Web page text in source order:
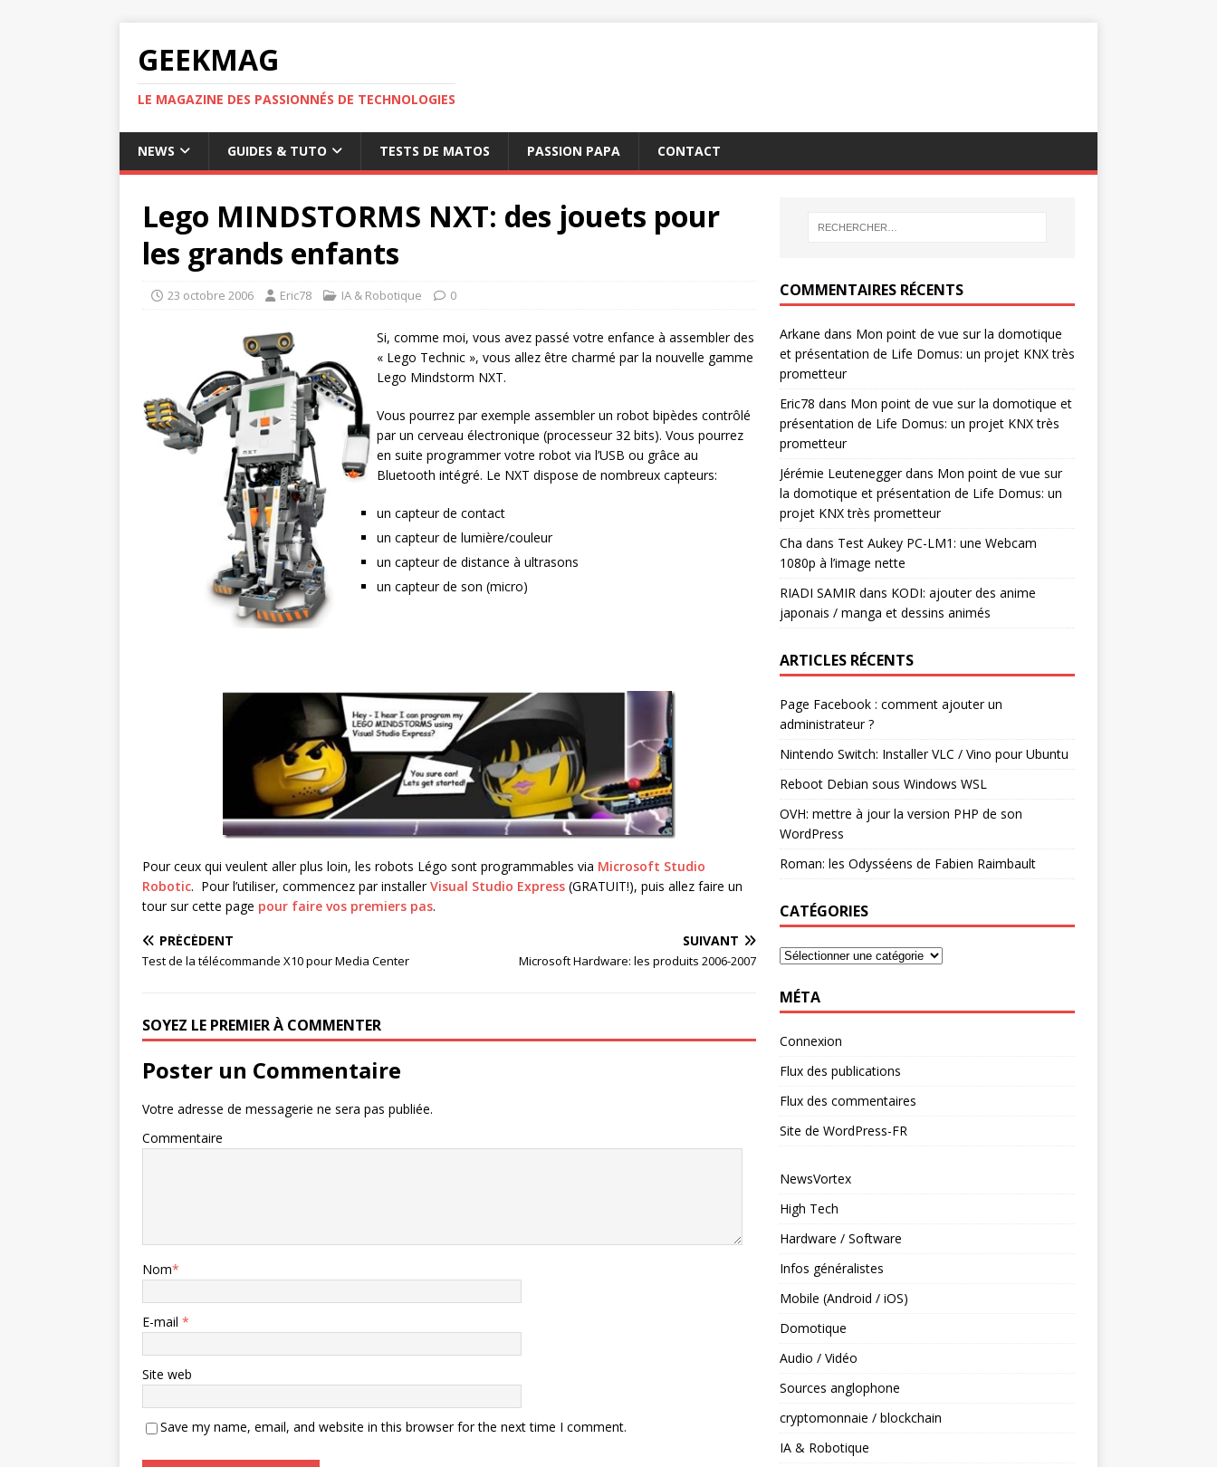
GEEKMAG
LE MAGAZINE DES PASSIONNÉS DE TECHNOLOGIES
NEWS GUIDES & TUTO TESTS DE MATOS PASSION PAPA CONTACT
Lego MINDSTORMS NXT: des jouets pour
les grands enfants
23 octobre 2006 Eric78 IA & Robotique 0
Si, comme moi, vous avez passé votre enfance à assembler des
« Lego Technic », vous allez être charmé par la nouvelle gamme
Lego Mindstorm NXT.
Vous pourrez par exemple assembler un robot bipèdes contrôlé
par un cerveau électronique (processeur 32 bits). Vous pourrez
en suite programmer votre robot via l’USB ou grâce au
Bluetooth intégré. Le NXT dispose de nombreux capteurs:
un capteur de contact
un capteur de lumière/couleur
un capteur de distance à ultrasons
un capteur de son (micro)
Pour ceux qui veulent aller plus loin, les robots Légo sont programmables via Microsoft Studio
Robotic. Pour l’utiliser, commencez par installerVisual Studio Express (GRATUIT!), puis allez faire un
tour sur cette page pour faire vos premiers pas.
PRÉCÉDENT
Test de la télécommande X10 pour Media Center
SUIVANT
Microsoft Hardware: les produits 2006-2007
SOYEZ LE PREMIER À COMMENTER
Poster un Commentaire
Votre adresse de messagerie ne sera pas publiée.
Commentaire
Nom*
E-mail *
Site web
Save my name, email, and website in this browser for the next time I comment.
COMMENTAIRES RÉCENTS
Arkane dans Mon point de vue sur la domotique
et présentation de Life Domus: un projet KNX très
prometteur
Eric78 dans Mon point de vue sur la domotique et
présentation de Life Domus: un projet KNX très
prometteur
Jérémie Leuteneggerdans Mon point de vue sur
la domotique et présentation de Life Domus: un
projet KNX très prometteur
Cha dans Test Aukey PC-LM1: une Webcam
1080p à l’image nette
RIADI SAMIR dans KODI: ajouter des anime
japonais / manga et dessins animés
ARTICLES RÉCENTS
Page Facebook : comment ajouter un
administrateur ?
Nintendo Switch: Installer VLC / Vino pour Ubuntu
Reboot Debian sous Windows WSL
OVH: mettre à jour la version PHP de son
WordPress
Roman: les Odysséens de Fabien Raimbault
CATÉGORIES
MÉTA
Connexion
Flux des publications
Flux des commentaires
Site de WordPress-FR
NewsVortex
High Tech
Hardware / Software
Infos généralistes
Mobile (Android / iOS)
Domotique
Audio / Vidéo
Sources anglophone
cryptomonnaie / blockchain
IA & Robotique